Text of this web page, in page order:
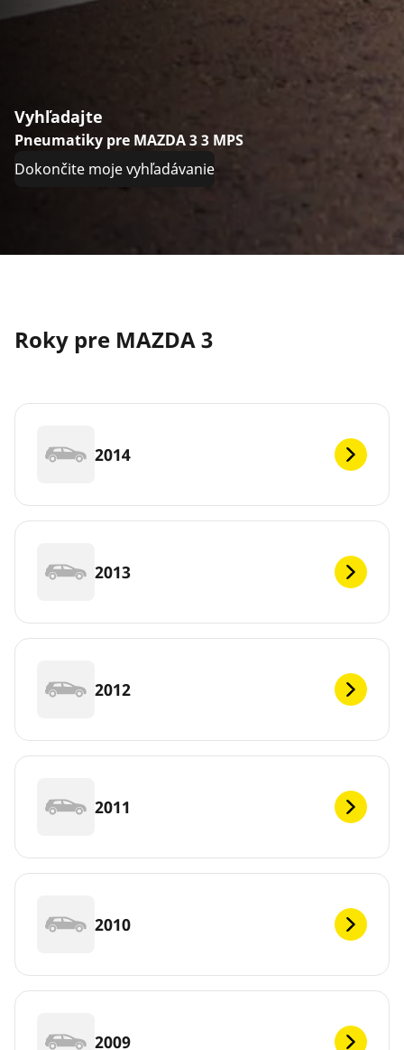
Vyhľadajte
Pneumatiky pre MAZDA 3 3 MPS
Dokončite moje vyhľadávanie
Roky pre MAZDA 3
2014
2013
2012
2011
2010
2009